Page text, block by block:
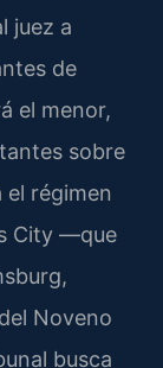
juez a
de
el menor,
sobre
régimen
City —que
Noveno
busca